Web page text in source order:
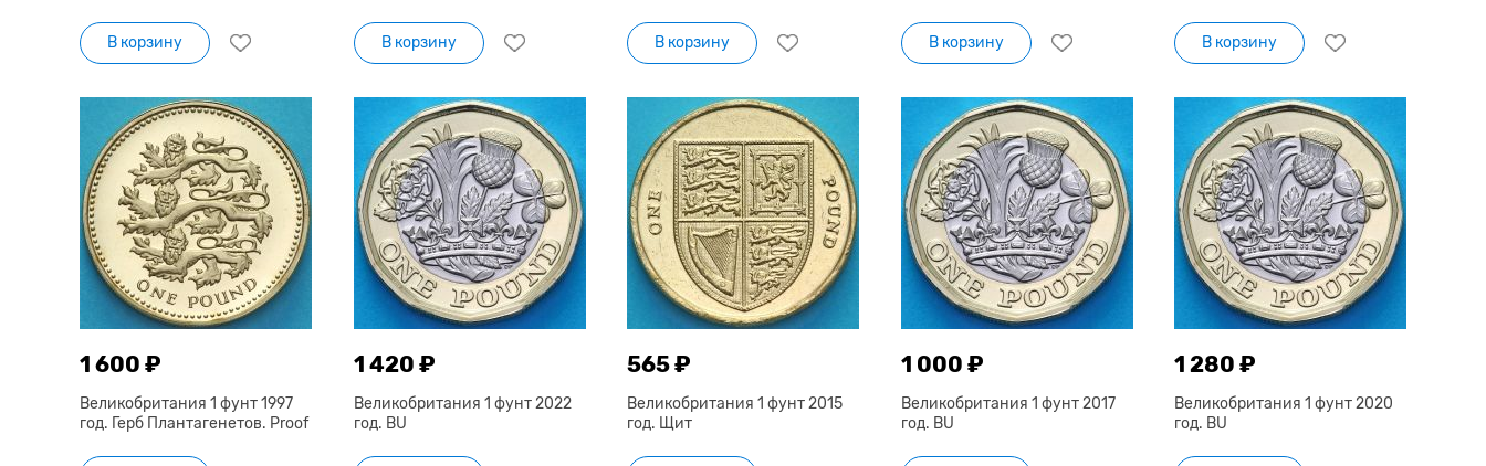
В корзину В корзину В корзину В корзину В корзину
1 600 ₽
Великобритания 1 фунт 1997
год. Герб Плантагенетов. Proof
1 420 ₽
Великобритания 1 фунт 2022
год. BU
565 ₽
Великобритания 1 фунт 2015
год. Щит
1 000 ₽
Великобритания 1 фунт 2017
год. BU
1 280 ₽
Великобритания 1 фунт 2020
год. BU